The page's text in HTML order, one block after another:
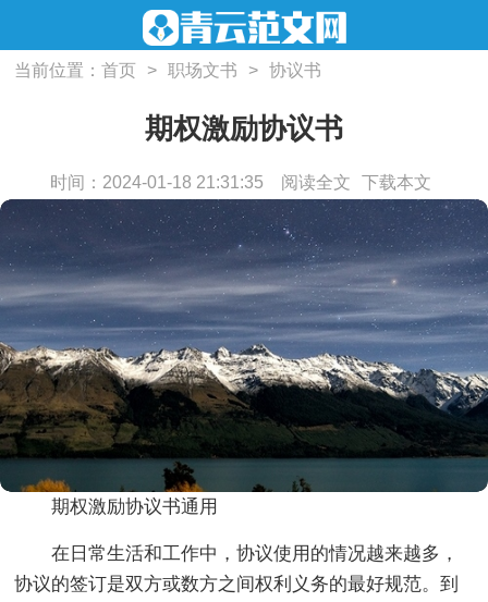
当前位置：首页 > 职场文书 > 协议书
期权激励协议书
时间：2024-01-18 21:31:35 阅读全文 下载本文
期权激励协议书通用
在日常生活和工作中，协议使用的情况越来越多，
协议的签订是双方或数方之间权利义务的最好规范。到